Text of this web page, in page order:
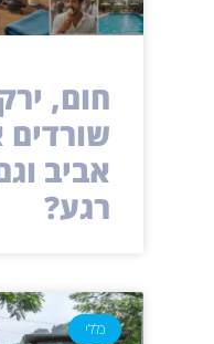
חום,
אביב
רגע?
כללי